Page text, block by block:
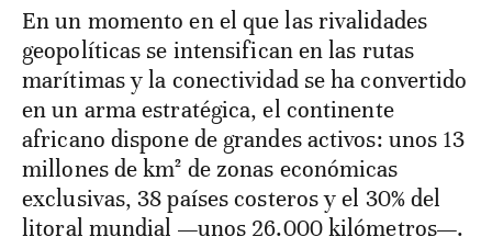
En un momento en el que las rivalidades
geopolíticas se intensifican en las rutas
marítimas y la conectividad se ha convertido
en un arma estratégica, el continente
africano dispone de grandes activos: unos 13
millones de km² de zonas económicas
exclusivas, 38 países costeros y el 30% del
litoral mundial —unos 26.000 kilómetros—.